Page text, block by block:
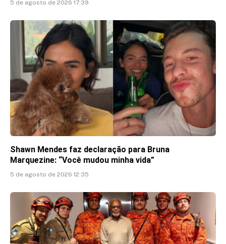
5 de agosto de 2026 17:39
Shawn Mendes faz declaração para Bruna
Marquezine: “Você mudou minha vida”
5 de agosto de 2026 12:35